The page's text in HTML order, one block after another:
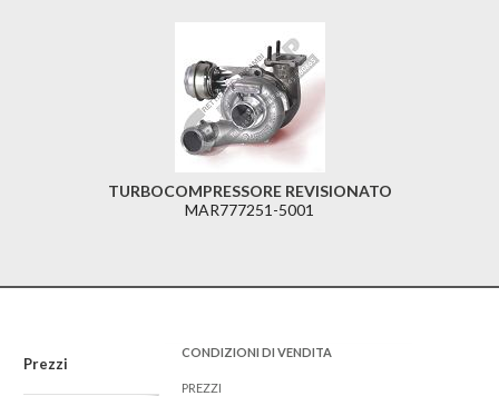
TURBOCOMPRESSORE REVISIONATO
MAR777251-5001
Prezzi
CONDIZIONI DI VENDITA
PREZZI